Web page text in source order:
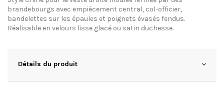
brandebourgs avec empiècement central, col-officier,
bandelettes sur les épaules et poignets évasés fendus.
Réalisable en velours lisse glacé ou satin duchesse.
Détails du produit